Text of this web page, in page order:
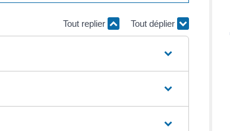
Tout replier Tout déplier